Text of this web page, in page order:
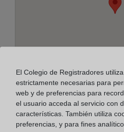
Dirección:
El Colegio de Registradores
estrictamente necesarias para
web y de preferencias para
el usuario acceda al servicio con
características. También utiliza
preferencias, y para fines